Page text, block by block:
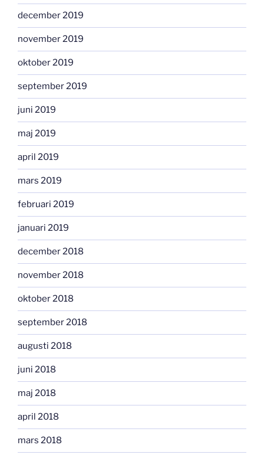
december 2019
november 2019
oktober 2019
september 2019
juni 2019
maj 2019
april 2019
mars 2019
februari 2019
januari 2019
december 2018
november 2018
oktober 2018
september 2018
augusti 2018
juni 2018
maj 2018
april 2018
mars 2018